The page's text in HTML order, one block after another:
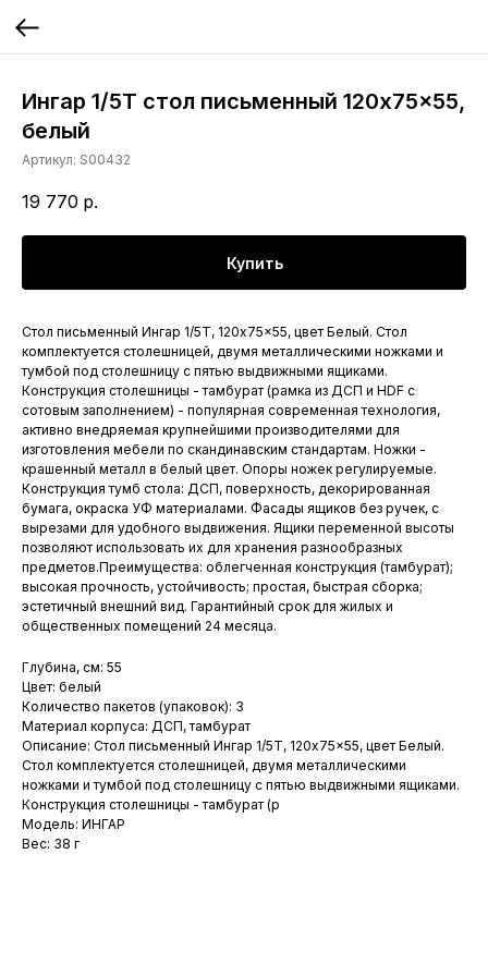
Ингар 1/5Т стол письменный 120x75x55,
белый
Артикул: S00432
19 770 р.
Купить
Стол письменный Ингар 1/5Т, 120x75x55, цвет Белый. Стол
комплектуется столешницей, двумя металлическими ножками и
тумбой под столешницу с пятью выдвижными ящиками.
Конструкция столешницы - тамбурат (рамка из ДСП и HDF с
сотовым заполнением) - популярная современная технология,
активно внедряемая крупнейшими производителями для
изготовления мебели по скандинавским стандартам. Ножки -
крашенный металл в белый цвет. Опоры ножек регулируемые.
Конструкция тумб стола: ДСП, поверхность, декорированная
бумага, окраска УФ материалами. Фасады ящиков без ручек, с
вырезами для удобного выдвижения. Ящики переменной высоты
позволяют использовать их для хранения разнообразных
предметов.Преимущества: облегченная конструкция (тамбурат);
высокая прочность, устойчивость; простая, быстрая сборка;
эстетичный внешний вид. Гарантийный срок для жилых и
общественных помещений 24 месяца.
Глубина, см: 55
Цвет: белый
Количество пакетов (упаковок): 3
Материал корпуса: ДСП, тамбурат
Описание: Стол письменный Ингар 1/5Т, 120x75x55, цвет Белый.
Стол комплектуется столешницей, двумя металлическими
ножками и тумбой под столешницу с пятью выдвижными ящиками.
Конструкция столешницы - тамбурат (р
Модель: ИНГАР
Вес: 38 г